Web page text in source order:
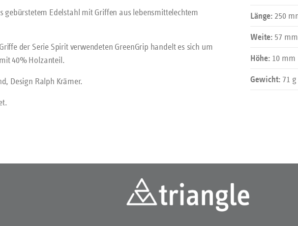
Länge: 250
Weite: 57 mm
Höhe: 10 mm
Gewicht: 71 g
gebürstetem Edelstahl mit Griffen aus lebensmittelechtem
der Serie Spirit verwendeten GreenGrip handelt es sich um
40% Holzanteil.
Design Ralph Krämer.